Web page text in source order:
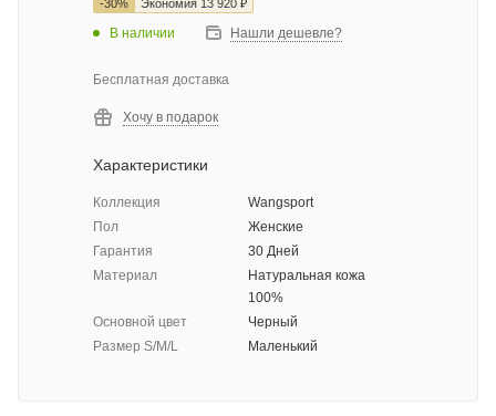
-30% Экономия 13 920 ₽
В наличии Нашли дешевле?
Бесплатная доставка
Хочу в подарок
Характеристики
Коллекция
Wangsport
Пол
Женские
Гарантия
30 Дней
Материал
Натуральная кожа
100%
Основной цвет
Черный
Размер S/M/L
Маленький